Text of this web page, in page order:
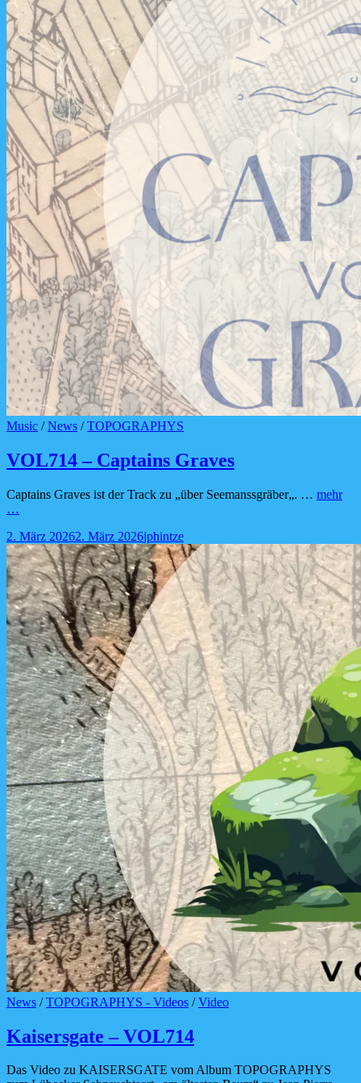
Cat
Music /News /TOPOGRAPHYS
VOL714 – Captains Graves
Captains Graves ist der Track zu „über Seemanssgräber„. … mehr
…
Captains
Graves
Posted-
on
2. März 20262. März 2026By
line
Byline
jphintze
Cat
News /TOPOGRAPHYS - Videos /Video
Kaisersgate – VOL714
Das Video zu KAISERSGATE vom Album TOPOGRAPHYS